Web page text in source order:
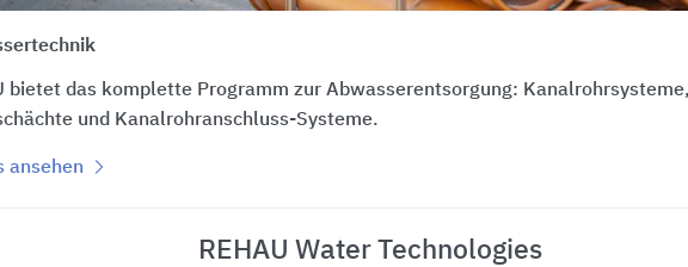
bietet das komplette Programm zur Abwasserentsorgung: Kanalrohrsysteme,
und Kanalrohranschluss-Systeme.
ansehen
REHAU Water Technologies